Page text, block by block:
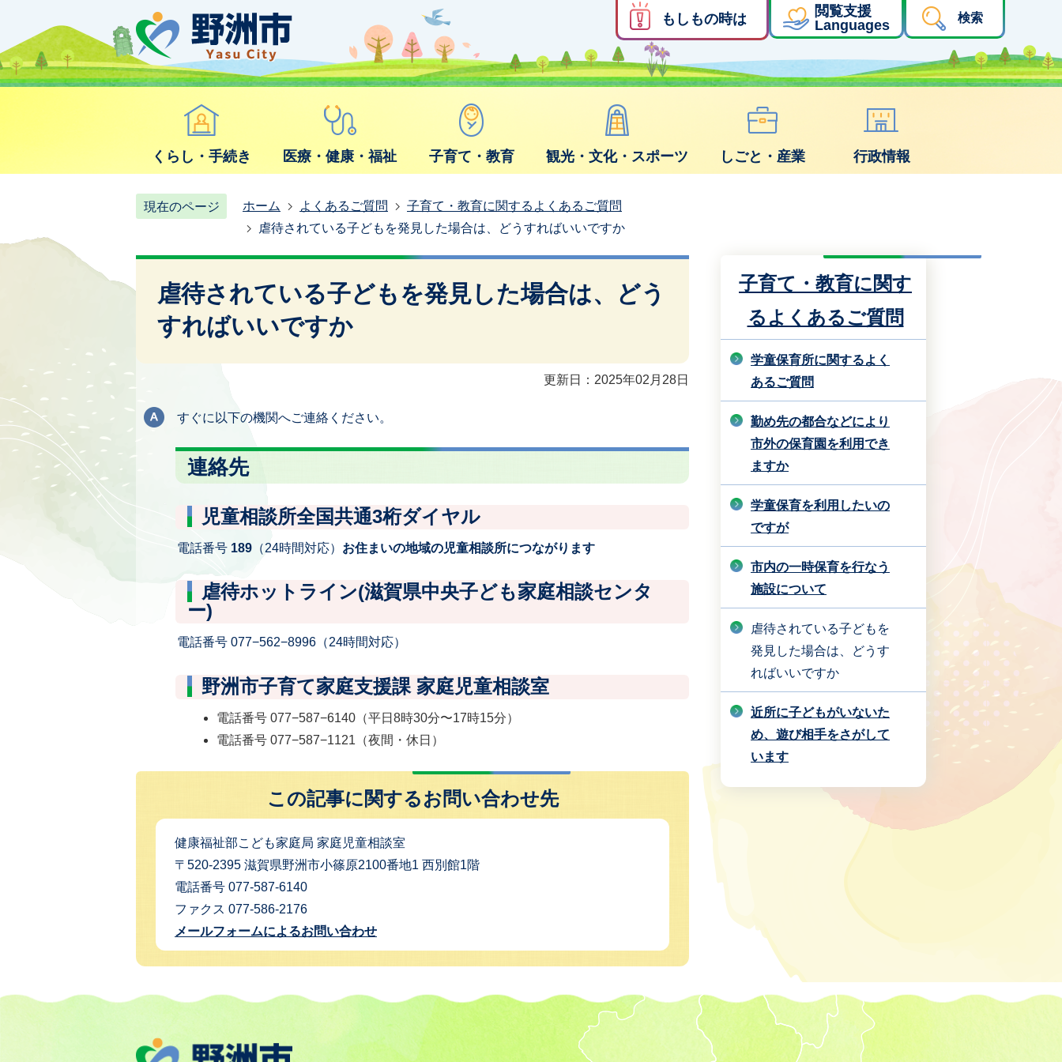
もしもの時は
閲覧支援
Languages
検索
くらし・手続き 医療・健康・福祉 子育て・教育 観光・文化・スポーツ しごと・産業 行政情報
現在のページ ホーム よくあるご質問
子育て・教育に関するよくあるご質問
虐待されている子どもを発見した場合は、どうすればいいですか
虐待されている子どもを発見した場合は、どう
すればいいですか
更新日：2025年02月28日
すぐに以下の機関へご連絡ください。
連絡先
児童相談所全国共通3桁ダイヤル
電話番号 189 （24時間対応） お住まいの地域の児童相談所につながります
虐待ホットライン(滋賀県中央子ども家庭相談センタ
ー)
電話番号 077−562−8996（24時間対応）
野洲市子育て家庭支援課 家庭児童相談室
電話番号 077−587−6140（平日8時30分〜17時15分）
電話番号 077−587−1121（夜間・休日）
この記事に関するお問い合わせ先
健康福祉部こども家庭局 家庭児童相談室
〒520-2395 滋賀県野洲市小篠原2100番地1 西別館1階
電話番号 077-587-6140
ファクス 077-586-2176
メールフォームによるお問い合わせ
子育て・教育に関す
るよくあるご質問
学童保育所に関するよく
あるご質問
勤め先の都合などにより
市外の保育園を利用でき
ますか
学童保育を利用したいの
ですが
市内の一時保育を行なう
施設について
虐待されている子どもを
発見した場合は、どうす
ればいいですか
近所に子どもがいないた
め、遊び相手をさがして
います